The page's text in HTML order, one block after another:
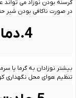
گرسنه بودن نوزاد می
در صورت ناکافی بودن شیر
4.دمای نامناسب محیط
بیشتر نوزادان به گرما یا
تنظیم هوای محل نگهداری